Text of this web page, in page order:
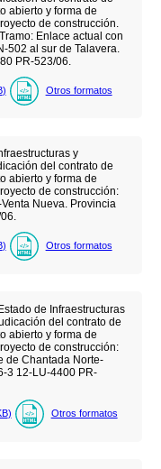
abierto y forma de
de construcción.
Enlace actual con
502 al sur de Talavera.
PR-523/06.
) Otros formatos
y
del contrato de
abierto y forma de
de construcción:
Nueva. Provincia
) Otros formatos
de Infraestructuras
del contrato de
abierto y forma de
de construcción:
de Chantada Norte-
3 12-LU-4400 PR-
) Otros formatos